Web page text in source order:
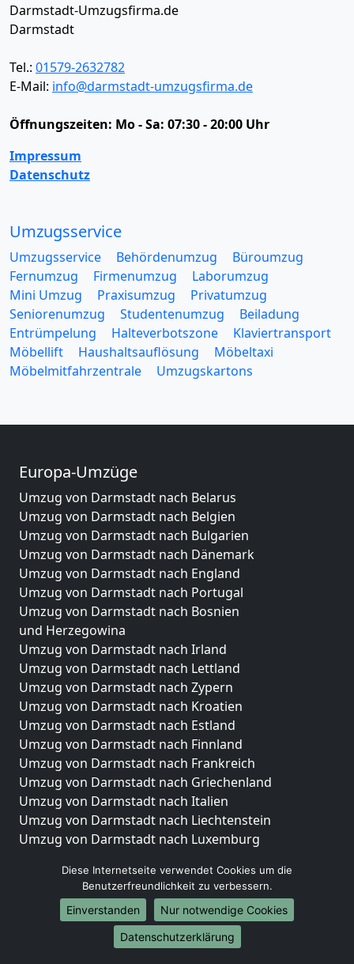
Darmstadt-Umzugsfirma.de
Darmstadt
Tel.: 01579-2632782
E-Mail: info@darmstadt-umzugsfirma.de
Öffnungszeiten: Mo - Sa: 07:30 - 20:00 Uhr
Impressum
Datenschutz
Umzugsservice
Umzugsservice Behördenumzug
Büroumzug
Fernumzug
Firmenumzug
Laborumzug
Mini Umzug
Praxisumzug
Privatumzug
Seniorenumzug
Studentenumzug
Beiladung
Entrümpelung
Halteverbotszone
Klaviertransport
Möbellift
Haushaltsauflösung
Möbeltaxi
Möbelmitfahrzentrale
Umzugskartons
Europa-Umzüge
Umzug von Darmstadt nach Belarus
Umzug von Darmstadt nach Belgien
Umzug von Darmstadt nach Bulgarien
Umzug von Darmstadt nach Dänemark
Umzug von Darmstadt nach England
Umzug von Darmstadt nach Portugal
Umzug von Darmstadt nach Bosnien
und Herzegowina
Umzug von Darmstadt nach Irland
Umzug von Darmstadt nach Lettland
Umzug von Darmstadt nach Zypern
Umzug von Darmstadt nach Kroatien
Umzug von Darmstadt nach Estland
Umzug von Darmstadt nach Finnland
Umzug von Darmstadt nach Frankreich
Umzug von Darmstadt nach Griechenland
Umzug von Darmstadt nach Italien
Umzug von Darmstadt nach Liechtenstein
Umzug von Darmstadt nach Luxemburg
Umzug von Darmstadt nach Norwegen
Umzüge-Deutschlandweit
Umzug von Darmstadt nach Berlin
Umzug von Darmstadt nach Hamburg
Diese Internetseite verwendet Cookies um die
Benutzerfreundlichkeit zu verbessern.
Einverstanden
Nur notwendige Cookies
Datenschutzerklärung